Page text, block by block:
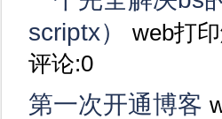
scriptx）
web打
评论:0
第一次开通博客